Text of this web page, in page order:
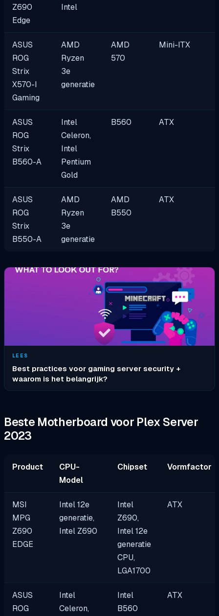
Z690
Edge
Intel
ASUS
ROG
Strix
X570-I
Gaming
AMD
Ryzen
3e
generatie
AMD
570
Mini-ITX
ASUS
ROG
Strix
B560-A
Intel
Celeron,
Intel
Pentium
Gold
B560 ATX
ASUS
ROG
Strix
B550-A
AMD
Ryzen
3e
generatie
AMD
B550
ATX
LEES
Best practices voor gaming server security +
waarom is het belangrijk?
Beste Motherboard voor Plex Server
2023
Product
CPU-
Model
Chipset Vormfactor
MSI
MPG
Z690
EDGE
Intel 12e
generatie,
Intel Z690
Intel
Z690,
Intel 12e
generatie
CPU,
LGA1700
ATX
ASUS
ROG
Intel
Celeron,
Intel
B560
ATX